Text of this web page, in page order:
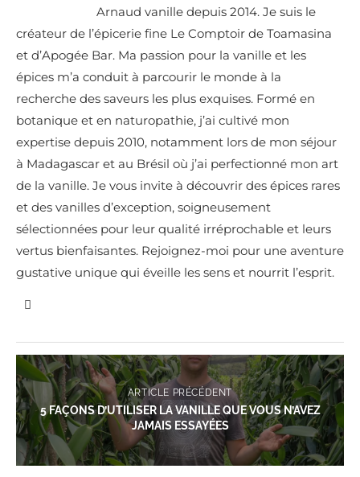
Arnaud vanille depuis 2014. Je suis le
créateur de l’épicerie fine Le Comptoir de Toamasina
et d’Apogée Bar. Ma passion pour la vanille et les
épices m’a conduit à parcourir le monde à la
recherche des saveurs les plus exquises. Formé en
botanique et en naturopathie, j’ai cultivé mon
expertise depuis 2010, notamment lors de mon séjour
à Madagascar et au Brésil où j’ai perfectionné mon art
de la vanille. Je vous invite à découvrir des épices rares
et des vanilles d’exception, soigneusement
sélectionnées pour leur qualité irréprochable et leurs
vertus bienfaisantes. Rejoignez-moi pour une aventure
gustative unique qui éveille les sens et nourrit l’esprit.
ARTICLE PRÉCÉDENT
5 FAÇONS D’UTILISER LA VANILLE QUE VOUS N’AVEZ
JAMAIS ESSAYÉES